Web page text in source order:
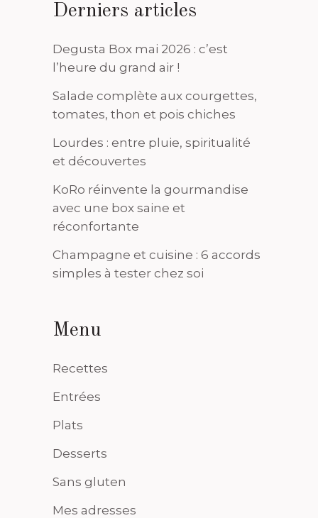
Derniers articles
Degusta Box mai 2026 : c’est
l’heure du grand air !
Salade complète aux courgettes,
tomates, thon et pois chiches
Lourdes : entre pluie, spiritualité
et découvertes
KoRo réinvente la gourmandise
avec une box saine et
réconfortante
Champagne et cuisine : 6 accords
simples à tester chez soi
Menu
Recettes
Entrées
Plats
Desserts
Sans gluten
Mes adresses